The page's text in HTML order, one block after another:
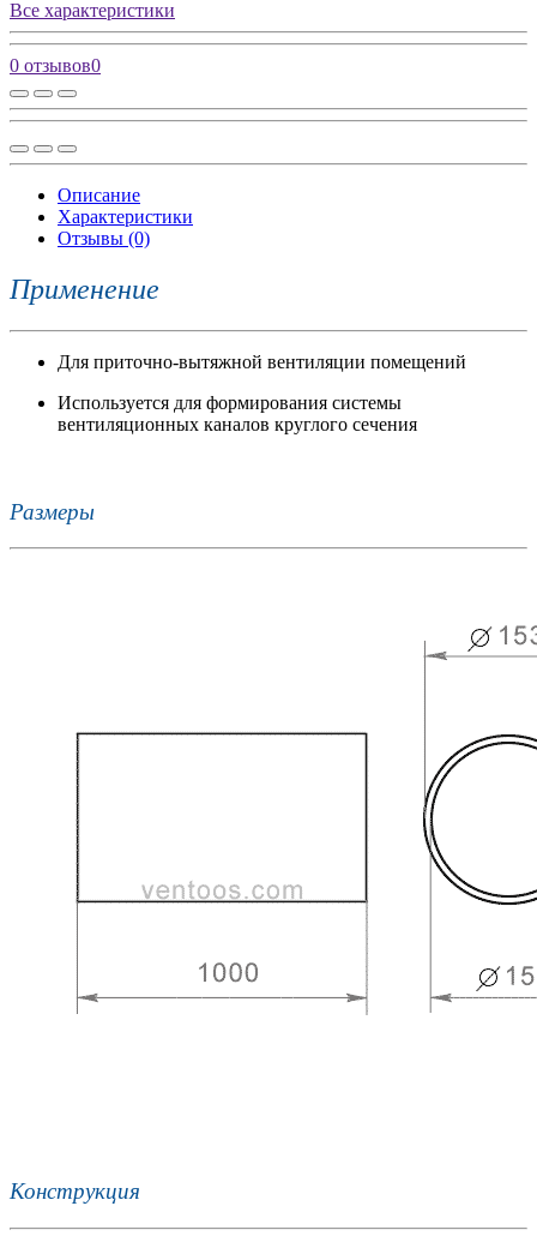
Все характеристики
0 отзывов0
Описание
Характеристики
Отзывы (0)
Применение
Для приточно-вытяжной вентиляции помещений
Используется для формирования системы
вентиляционных каналов круглого сечения
Размеры
Конструкция